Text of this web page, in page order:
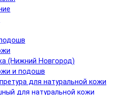
(Нижний Новгород)
и подошв
для натуральной кожи
для натуральной кожи